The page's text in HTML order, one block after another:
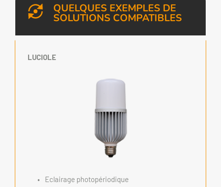
QUELQUES EXEMPLES DE
SOLUTIONS COMPATIBLES
LUCIOLE
Eclairage photopériodique